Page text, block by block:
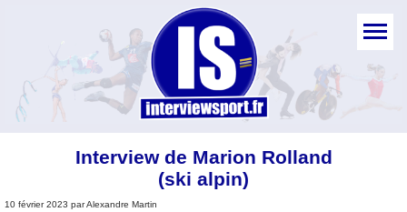
Interview de Marion Rolland
(ski alpin)
10 février 2023 par Alexandre Martin